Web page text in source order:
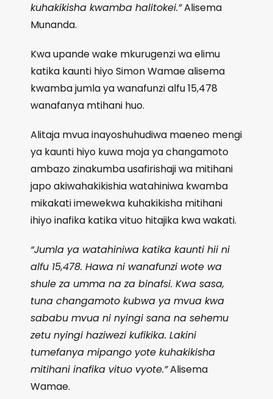
kuhakikisha kwamba halitokei.”Alisema
Munanda.
Kwa upande wake mkurugenzi wa elimu
katika kaunti hiyo Simon Wamae alisema
kwamba jumla ya wanafunzi alfu 15,478
wanafanya mtihani huo.
Alitaja mvua inayoshuhudiwa maeneo mengi
ya kaunti hiyo kuwa moja ya changamoto
ambazo zinakumba usafirishaji wa mitihani
japo akiwahakikishia watahiniwa kwamba
mikakati imewekwa kuhakikisha mitihani
ihiyo inafika katika vituo hitajika kwa wakati.
“Jumla ya watahiniwa katika kaunti hii ni
alfu 15,478. Hawa ni wanafunzi wote wa
shule za umma na za binafsi. Kwa sasa,
tuna changamoto kubwa ya mvua kwa
sababu mvua ni nyingi sana na sehemu
zetu nyingi haziwezi kufikika. Lakini
tumefanya mipango yote kuhakikisha
mitihani inafika vituo vyote.”Alisema
Wamae.